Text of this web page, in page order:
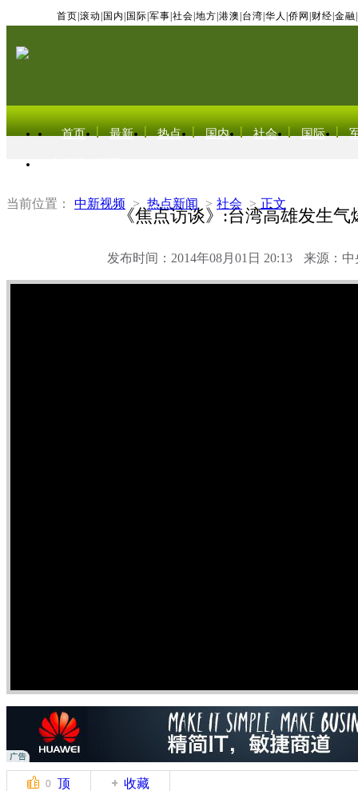
首页 滚动 国内 国际 军事 社会 地方 港澳 台湾 华人 侨网 财经 金融
首页 最新 热点 国内 社会 国际
当前位置： 中新视频 > 热点新闻 > 社会 > 正文
《焦点访谈》:台湾高雄发生气
发布时间：2014年08月01日 20:13 来源：中
0 顶 收藏